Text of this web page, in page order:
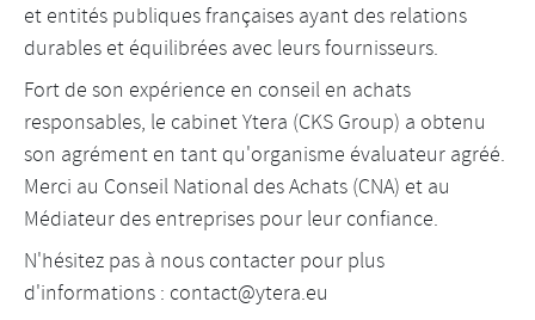
et entités publiques françaises ayant des relations
durables et équilibrées avec leurs fournisseurs.
Fort de son expérience en conseil en achats
responsables, le cabinet Ytera (CKS Group) a obtenu
son agrément en tant qu'organisme évaluateur agréé.
Merci au Conseil National des Achats (CNA) et au
Médiateur des entreprises pour leur confiance.
N'hésitez pas à nous contacter pour plus
d'informations : contact@ytera.eu